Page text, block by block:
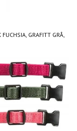
GRAFITT GRÅ,